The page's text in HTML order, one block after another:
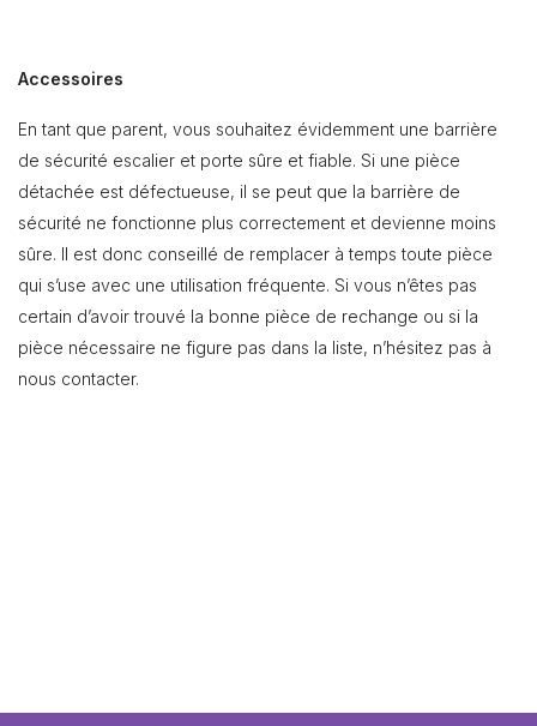
Accessoires
En tant que parent, vous souhaitez évidemment une barrière
de sécurité escalier et porte sûre et fiable. Si une pièce
détachée est défectueuse, il se peut que la barrière de
sécurité ne fonctionne plus correctement et devienne moins
sûre. Il est donc conseillé de remplacer à temps toute pièce
qui s’use avec une utilisation fréquente. Si vous n’êtes pas
certain d’avoir trouvé la bonne pièce de rechange ou si la
pièce nécessaire ne figure pas dans la liste, n’hésitez pas à
nous contacter.